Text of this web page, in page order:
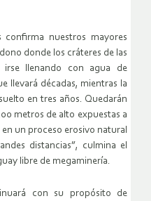
nuestros mayores
donde los cráteres de las
irse llenando con agua de
llevará décadas, mientras la
en tres años. Quedarán
metros de alto expuestas a
un proceso erosivo natural
distancias”, culmina el
libre de megaminería.
con su propósito de